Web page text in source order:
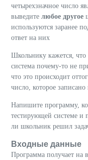
четырехзначное число
выведите любое другое
используются заранее
ответ на них
Школьнику кажется,
система почему-то не
что это происходит
число, которое
Напишите программу,
тестирующей системе и
ли школьник решил
Входные данные
Программа получает на